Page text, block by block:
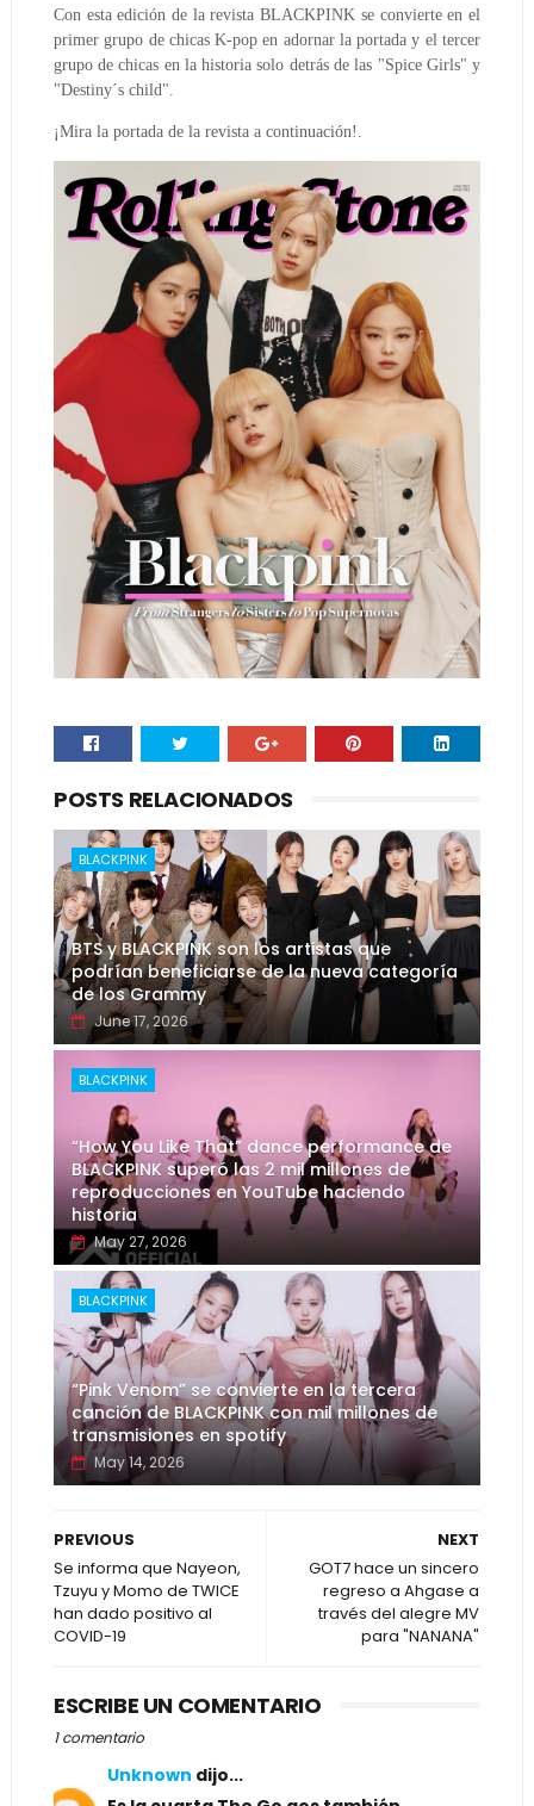
Con esta edición de la revista BLACKPINK se convierte en el
primer grupo de chicas K-pop en adornar la portada y el tercer
grupo de chicas en la historia solo detrás de las "Spice Girls" y
"Destiny´s child".
¡Mira la portada de la revista a continuación!.
POSTS RELACIONADOS
BLACKPINK
BTS y BLACKPINK son los artistas que
podrían beneficiarse de la nueva categoría
de los Grammy
June 17, 2026
BLACKPINK
“How You Like That” dance performance de
BLACKPINK superó las 2 mil millones de
reproducciones en YouTube haciendo
historia
May 27, 2026
BLACKPINK
“Pink Venom” se convierte en la tercera
canción de BLACKPINK con mil millones de
transmisiones en spotify
May 14, 2026
NEXT
GOT7 hace un sincero
regreso a Ahgase a
través del alegre MV
para "NANANA"
PREVIOUS
Se informa que Nayeon,
Tzuyu y Momo de TWICE
han dado positivo al
COVID-19
ESCRIBE UN COMENTARIO
1 comentario
Unknown dijo...